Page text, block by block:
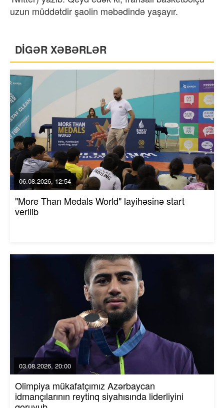
uzun müddətdir şaolin məbədində yaşayır.
DİGƏR XƏBƏRLƏR
06.08.2026, 12:54
"More Than Medals World" layihəsinə start
verilib
03.08.2026, 20:00
Olimpiya mükafatçımız Azərbaycan
idmançılarının reytinq siyahısında liderliyini